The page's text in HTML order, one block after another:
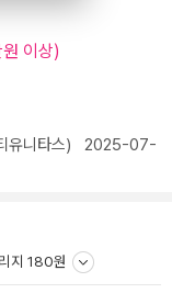
이상)
유니타스) 2025-07-
지 180원